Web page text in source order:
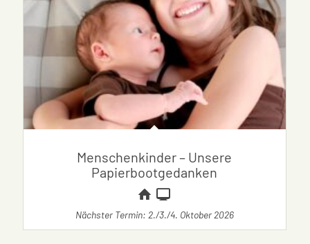
Menschenkinder – Unsere
Papierbootgedanken
Nächster Termin: 2./3./4. Oktober 2026